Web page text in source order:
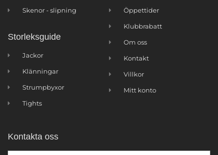
Skenor - slipning
Storleksguide
Jackor
Klänningar
Strumpbyxor
Tights
Öppettider
Klubbrabatt
Om oss
Kontakt
Villkor
Mitt konto
Kontakta oss